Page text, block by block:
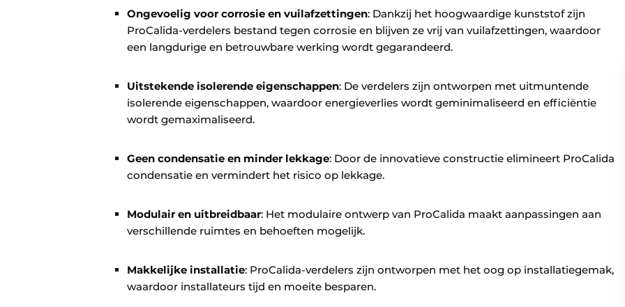
Ongevoelig voor corrosie en vuilafzettingen: Dankzij het hoogwaardige kunststof zijn
ProCalida-verdelers bestand tegen corrosie en blijven ze vrij van vuilafzettingen, waardoor
een langdurige en betrouwbare werking wordt gegarandeerd.
Uitstekende isolerende eigenschappen: De verdelers zijn ontworpen met uitmuntende
isolerende eigenschappen, waardoor energieverlies wordt geminimaliseerd en efficiëntie
wordt gemaximaliseerd.
Geen condensatie en minder lekkage: Door de innovatieve constructie elimineert ProCalida
condensatie en vermindert het risico op lekkage.
Modulair en uitbreidbaar: Het modulaire ontwerp van ProCalida maakt aanpassingen aan
verschillende ruimtes en behoeften mogelijk.
Makkelijke installatie: ProCalida-verdelers zijn ontworpen met het oog op installatiegemak,
waardoor installateurs tijd en moeite besparen.